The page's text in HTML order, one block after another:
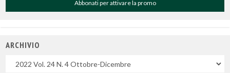
Abbonati per attivare la promo
ARCHIVIO
Uscite